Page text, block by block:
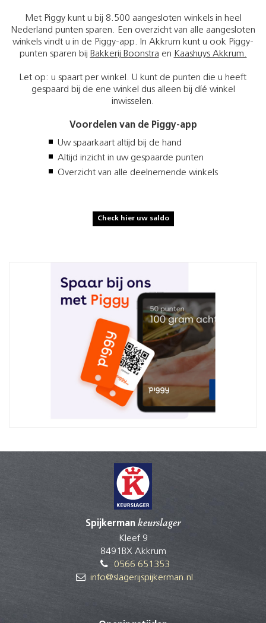
Met Piggy kunt u bij 8.500 aangesloten winkels in heel
Nederland punten sparen. Een overzicht van alle aangesloten
winkels vindt u in de Piggy-app. In Akkrum kunt u ook Piggy-
punten sparen bij Bakkerij Boonstra en Kaashuys Akkrum.
Let op: u spaart per winkel. U kunt de punten die u heeft
gespaard bij de ene winkel dus alleen bij díé winkel
inwisselen.
Voordelen van de Piggy-app
Uw spaarkaart altijd bij de hand
Altijd inzicht in uw gespaarde punten
Overzicht van alle deelnemende winkels
Check hier uw saldo
Spijkerman keurslager
Kleef 9
8491BX Akkrum
0566 651353
info@slagerijspijkerman.nl